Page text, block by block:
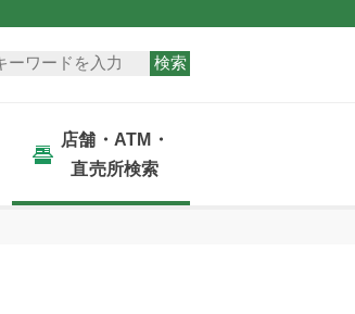
検索
店舗・ATM・
直売所検索